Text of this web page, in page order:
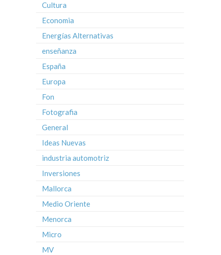
Cultura
Economia
Energías Alternativas
enseñanza
España
Europa
Fon
Fotografia
General
Ideas Nuevas
industria automotriz
Inversiones
Mallorca
Medio Oriente
Menorca
Micro
MV